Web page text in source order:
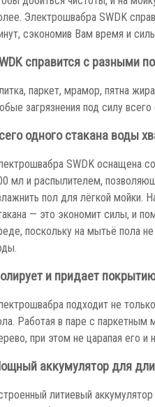
добиться чистоты, и на
Электрошвабра SWDK
сэкономив Вам время и
справится с разными
паркет, мрамор, пятна
загрязнения под силу
одного стакана воды
SWDK оснащена
мл и распылителем,
пол для лёгкой мойки.
— это экономит силы, и
поскольку на мытьё пола
и придает
подходит не
Работая в паре с паркетным
при этом не царапая его и
аккумулятор для
литиевый